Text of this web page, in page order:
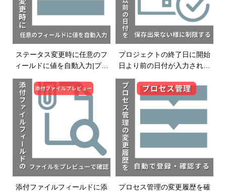
ステータス変更時に任意のフ
ィールドに値を自動入力|プロ
セス管理プラグイン|kintoneプ
ラグイン
プロジェクトの終了日に開始
日より前の日付が入力された
ら保存できないようにする|入
力制御プラグイン|kintoneプラ
グイン
添付ファイルフィールドに添
プロセス管理の変更履歴を確